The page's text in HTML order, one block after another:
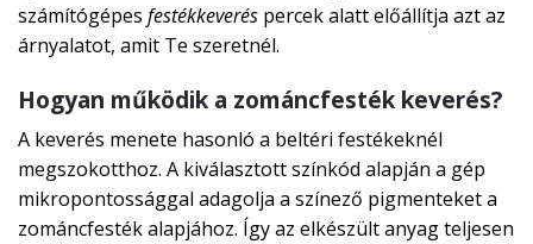
számítógépes festékkeverés percek alatt előállítja azt az
árnyalatot, amit Te szeretnél.
Hogyan működik a zománcfesték keverés?
A keverés menete hasonló a beltéri festékeknél
megszokotthoz. A kiválasztott színkód alapján a gép
mikropontossággal adagolja a színező pigmenteket a
zománcfesték alapjához. Így az elkészült anyag teljesen